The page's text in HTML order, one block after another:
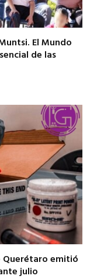
El Mundo
de las
Querétaro emitió
julio